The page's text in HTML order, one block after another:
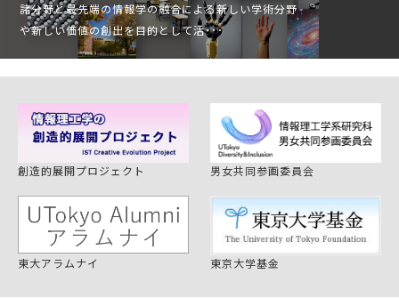
諸分野と最先端の情報学の融合による新しい学術分野
や新しい価値の創出を目的として活･･･
創造的展開プロジェクト 男女共同参画委員会
東大アラムナイ 東京大学基金